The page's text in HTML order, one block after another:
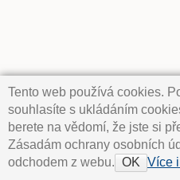
Tento web používá cookies.
souhlasíte s ukládáním
berete na vědomí, že jste si
Zásadám ochrany osobních
odchodem z webu. OK Více